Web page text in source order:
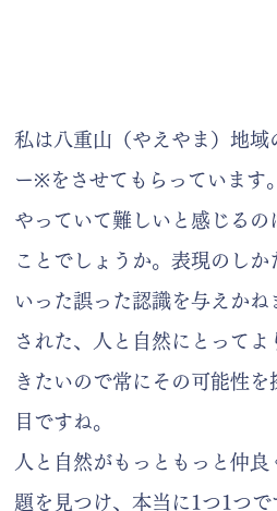
私は八重山（やえやま）地
ー※をさせてもらっています。
やっていて難しいと感じる
ことでしょうか。表現のし
いった誤った認識を与えか
された、人と自然にとって
きたいので常にその可能性
目ですね。
人と自然がもっともっと仲
題を見つけ、本当に1つ1つで